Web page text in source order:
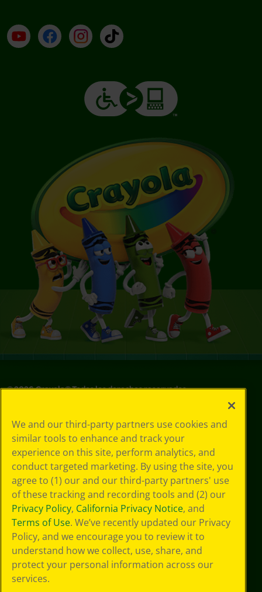
YouTube (en inglés)
Facebook (en inglés)
Instagram (en inglés)
TikTok
©2026Crayola® Todos los derechos reservados.
de privacidad
Política de
privacidad
Términos de SMS
GDPR
Aviso de
privacidad de CA
Cookie
Preferences
Condiciones de
uso
Accesibilidad web
Mapa del sitio
We and our third-party partners use cookies and
similar tools to enhance and track your
experience on this site, perform analytics, and
conduct targeted marketing. By using the site, you
agree to (1) our and our third-party partners' use
of these tracking and recording tools and (2) our
Privacy Policy, California Privacy Notice, and
Terms of Use. We’ve recently updated our Privacy
Policy, and we encourage you to review it to
understand how we collect, use, share, and
protect your personal information across our
services.